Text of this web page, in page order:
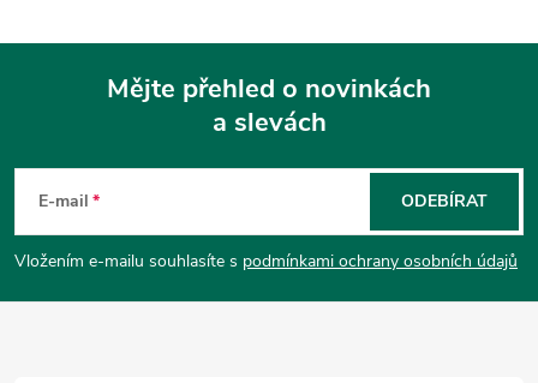
p
a
Mějte přehled o novinkách
a slevách
E-mail
Vložením e-mailu souhlasíte s podmínkami ochrany osobních údajů
ODEBÍRAT